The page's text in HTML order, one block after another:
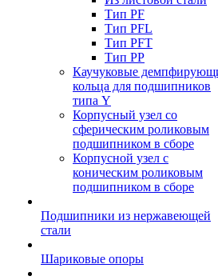
Тип PF
Тип PFL
Тип PFT
Тип PP
Каучуковые
кольца для подшипников
типа Y
Корпусный узел со
сферическим роликовым
подшипником в сборе
Корпусной узел с
коническим роликовым
подшипником в сборе
Подшипники из нержавеющей
стали
Шариковые опоры